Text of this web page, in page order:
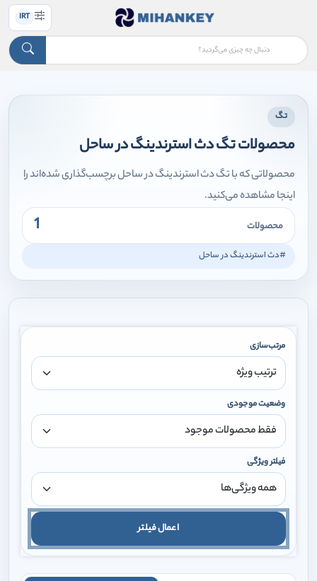
IRT
تگ
محصولات تگ دث استرندینگ در ساحل
محصولاتی که با تگ دث استرندینگ در ساحل برچسب‌گذاری شده‌اند را
اینجا مشاهده می‌کنید.
محصولات 1
#دث استرندینگ در ساحل
مرتب‌سازی
وضعیت موجودی
فیلتر ویژگی
اعمال فیلتر